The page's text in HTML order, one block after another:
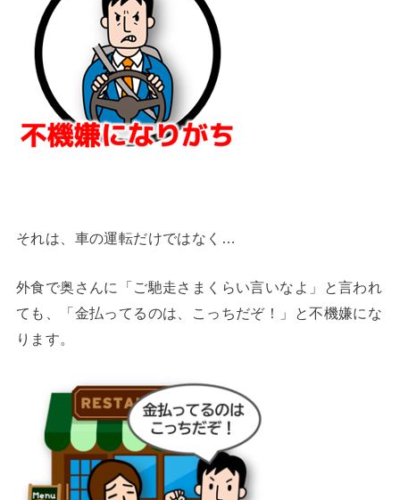
それは、車の運転だけではなく…
外食で奥さんに「ご馳走さまくらい言いなよ」と言われ
ても、「金払ってるのは、こっちだぞ！」と不機嫌にな
ります。